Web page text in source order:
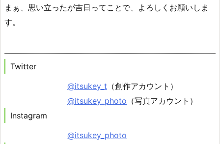
まぁ、思い立ったが吉日ってことで、よろしくお願いしま
す。
Twitter
@itsukey_t （創作アカウント）
@itsukey_photo （写真アカウント）
Instagram
@itsukey_photo